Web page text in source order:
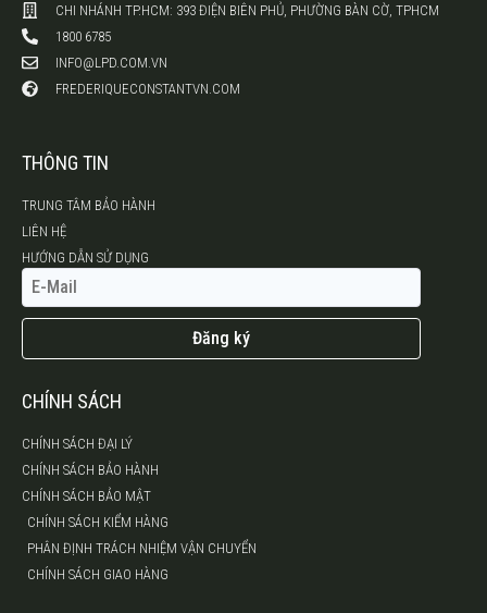
CHI NHÁNH TP.HCM: 393 ĐIỆN BIÊN PHỦ, PHƯỜNG BÀN CỜ, TPHCM
1800 6785
INFO@LPD.COM.VN
FREDERIQUECONSTANTVN.COM
THÔNG TIN
TRUNG TÂM BẢO HÀNH
LIÊN HỆ
HƯỚNG DẪN SỬ DỤNG
Đăng ký
CHÍNH SÁCH
CHÍNH SÁCH ĐẠI LÝ
CHÍNH SÁCH BẢO HÀNH
CHÍNH SÁCH BẢO MẬT
CHÍNH SÁCH KIỂM HÀNG
PHÂN ĐỊNH TRÁCH NHIỆM VẬN CHUYỂN
CHÍNH SÁCH GIAO HÀNG